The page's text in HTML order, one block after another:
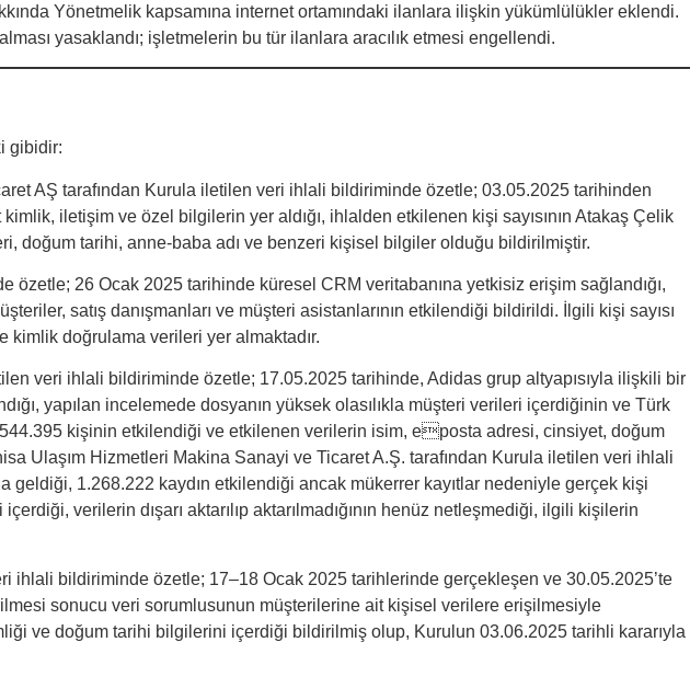
Yönetmelik kapsamına internet ortamındaki ilanlara ilişkin yükümlülükler eklendi.
yasaklandı; işletmelerin bu tür ilanlara aracılık etmesi engellendi.
gibidir:
AŞ tarafından Kurula iletilen veri ihlali bildiriminde özetle; 03.05.2025 tarihinden
iletişim ve özel bilgilerin yer aldığı, ihlalden etkilenen kişi sayısının Atakaş Çelik
doğum tarihi, anne-baba adı ve benzeri kişisel bilgiler olduğu bildirilmiştir.
26 Ocak 2025 tarihinde küresel CRM veritabanına yetkisiz erişim sağlandığı,
satış danışmanları ve müşteri asistanlarının etkilendiği bildirildi. İlgili kişi sayısı
kimlik doğrulama verileri yer almaktadır.
veri ihlali bildiriminde özetle; 17.05.2025 tarihinde, Adidas grup altyapısıyla ilişkili bir
yapılan incelemede dosyanın yüksek olasılıkla müşteri verileri içerdiğinin ve Türk
kişinin etkilendiği ve etkilenen verilerin isim, eposta adresi, cinsiyet, doğum
Ulaşım Hizmetleri Makina Sanayi ve Ticaret A.Ş. tarafından Kurula iletilen veri ihlali
geldiği, 1.268.222 kaydın etkilendiği ancak mükerrer kayıtlar nedeniyle gerçek kişi
verilerin dışarı aktarılıp aktarılmadığının henüz netleşmediği, ilgili kişilerin
ihlali bildiriminde özetle; 17–18 Ocak 2025 tarihlerinde gerçekleşen ve 30.05.2025’te
sonucu veri sorumlusunun müşterilerine ait kişisel verilere erişilmesiyle
ve doğum tarihi bilgilerini içerdiği bildirilmiş olup, Kurulun 03.06.2025 tarihli kararıyla